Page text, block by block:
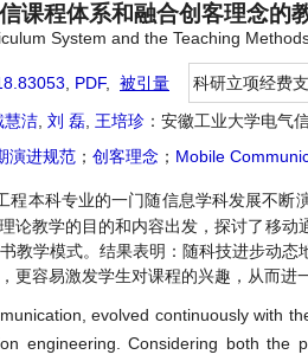
课程体系和融合创客理念的
System and the Teaching
PDF, 被引量
科研立项经费
慧洁 刘 磊 王培珍 ：安徽工业大学电气
演进规范 ； 创客理念 ； Mobile
程本科专业的一门随信息学科发展不
论教学的目的和内容出发，探讨了移
教学模式。结果表明：随科技进步动
更容易激发学生对课程的兴趣，从而进
evolved continuously with
engineering. Considering both the